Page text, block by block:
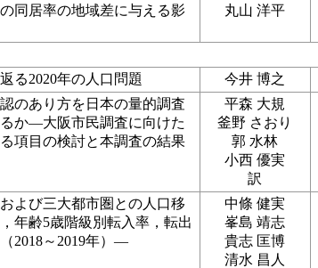
同居率の地域差に与える影
丸山 洋平
る2020年の人口問題 今井 博之
のあり方を日本の量的調査
か―大阪市民調査に向けた
項目の検討と本調査の結果
平森 大規
釜野 さおり
郭 水林
小西 優実
訳
よび三大都市圏との人口移
年齢5歳階級別転入率，転出
2018～2019年）―
中條 健実
峯島 靖志
貴志 匡博
清水 昌人